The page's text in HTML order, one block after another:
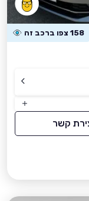
158 צפו ברכב זה
קשר